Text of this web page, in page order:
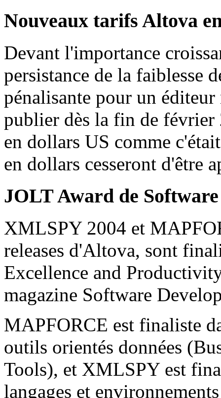
Nouveaux tarifs Altova
Devant l'importance
persistance de la faiblesse
pénalisante pour un
publier dès la fin de février
en dollars US comme
en dollars cesseront d'être
JOLT Award de
XMLSPY 2004 et
releases d'Altova, sont
Excellence and
magazine Software
MAPFORCE est finaliste
outils orientés données
Tools), et XMLSPY est
langages et